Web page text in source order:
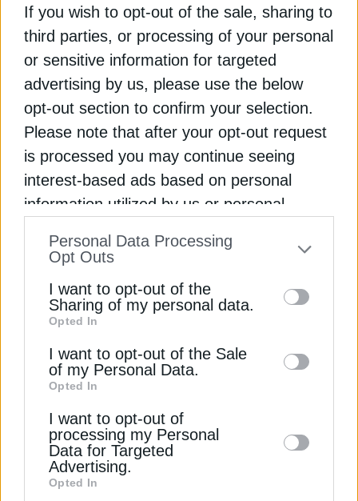
If you wish to opt-out of the sale, sharing to
third parties, or processing of your personal
or sensitive information for targeted
advertising by us, please use the below
opt-out section to confirm your selection.
Please note that after your opt-out request
is processed you may continue seeing
interest-based ads based on personal
information utilized by us or personal
to your opt-out. You may separately opt-out
information by third parties on the IAB’s list
of downstream participants. This
information may also be disclosed by us to
third parties on theIAB’s List of
Downstream Participants
disclose it to other third parties.
Personal Data Processing
Opt Outs
I want to opt-out of the
Sharing of my personal data.
Opted In
I want to opt-out of the Sale
of my Personal Data.
Opted In
I want to opt-out of
processing my Personal
Data for Targeted
Advertising.
Opted In
Διαβάστε ακόμη
Καύσιμα: Αποκαλυπτήρια για έρευνα του ΕΜΠ
σχετικά με την παραβατικότητα
ΑΑΔΕ: Μπλόκο σε πλοίο στο λιμάνι του Βόλου με
12.300 λίτρα λαθραίων καυσίμων
Πυρκαγιά σε εγκατάσταση αποθήκευσης καυσίμων
στη Ρωσία
ΔΕΊΤΕ ΕΠΊΣΗΣ